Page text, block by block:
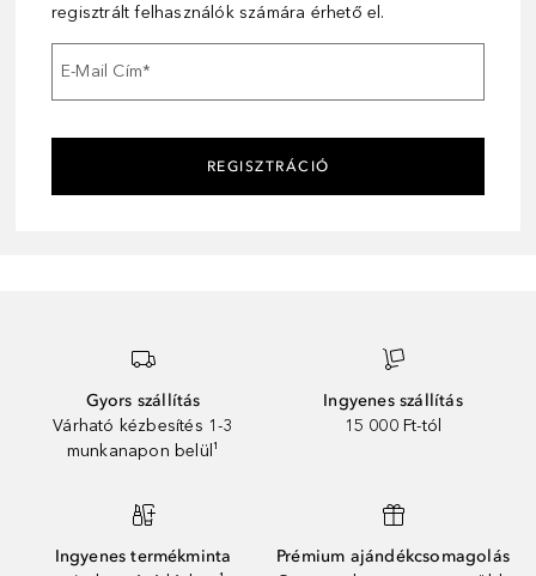
regisztrált felhasználók számára érhető el.
E-Mail Cím*
REGISZTRÁCIÓ
Gyors szállítás
Várható kézbesítés 1-3
munkanapon belül¹
Ingyenes szállítás
15 000 Ft-tól
Ingyenes termékminta
Prémium ajándékcsomagolás